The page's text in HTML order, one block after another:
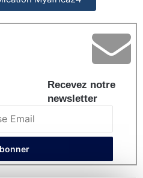
Recevez notre
newsletter